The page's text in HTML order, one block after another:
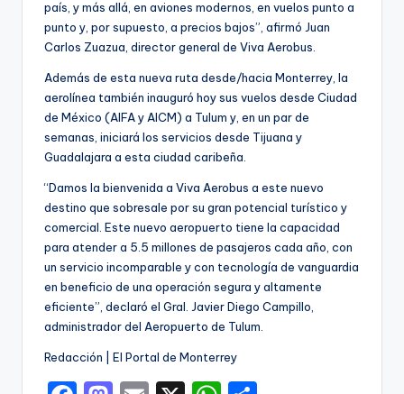
país, y más allá, en aviones modernos, en vuelos punto a
punto y, por supuesto, a precios bajos”, afirmó Juan
Carlos Zuazua, director general de Viva Aerobus.
Además de esta nueva ruta desde/hacia Monterrey, la
aerolínea también inauguró hoy sus vuelos desde Ciudad
de México (AIFA y AICM) a Tulum y, en un par de
semanas, iniciará los servicios desde Tijuana y
Guadalajara a esta ciudad caribeña.
“Damos la bienvenida a Viva Aerobus a este nuevo
destino que sobresale por su gran potencial turístico y
comercial. Este nuevo aeropuerto tiene la capacidad
para atender a 5.5 millones de pasajeros cada año, con
un servicio incomparable y con tecnología de vanguardia
en beneficio de una operación segura y altamente
eficiente”, declaró el Gral. Javier Diego Campillo,
administrador del Aeropuerto de Tulum.
Redacción | El Portal de Monterrey